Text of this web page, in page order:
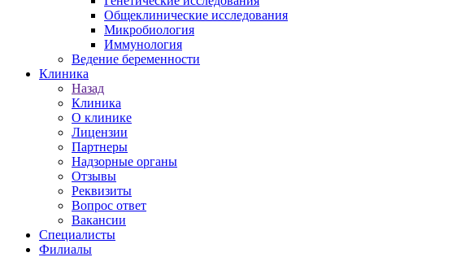
Общеклинические исследования
Микробиология
Иммунология
Ведение беременности
Клиника
Назад
Клиника
О клинике
Лицензии
Партнеры
Надзорные органы
Отзывы
Реквизиты
Вопрос ответ
Вакансии
Специалисты
Филиалы